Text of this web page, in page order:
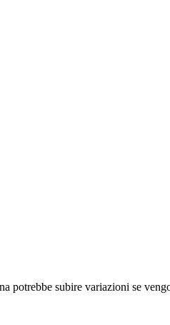
potrebbe subire variazioni se